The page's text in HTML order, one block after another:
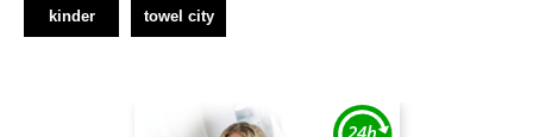
kinder towel city